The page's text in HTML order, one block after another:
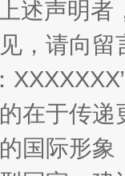
述声明
，请向
在于传
国际形